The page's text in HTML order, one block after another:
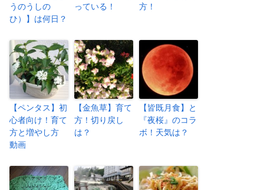
うのうしの
ひ）】は何日？
っている！
方！
【ペンタス】初
心者向け！育て
方と増やし方
動画
【金魚草】育て
方！切り戻し
は？
【皆既月食】と
『夜桜』のコラ
ボ！天気は？